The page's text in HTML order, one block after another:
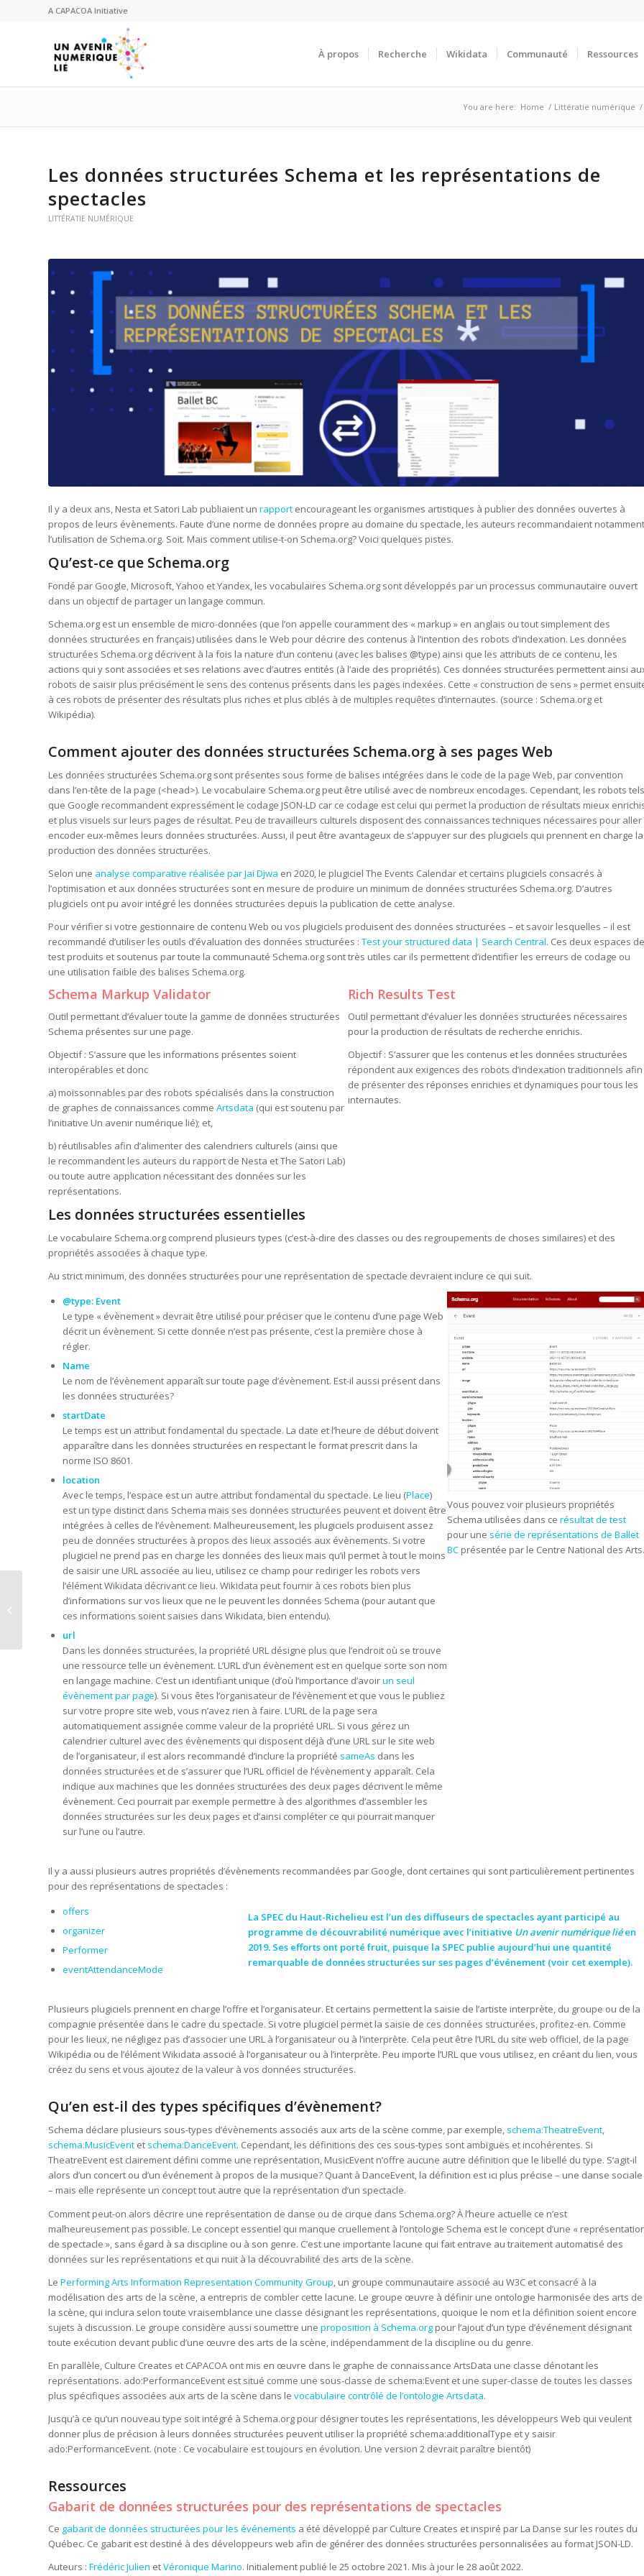
A CAPACOA Initiative
À propos Recherche Wikidata Communauté Ressources
You are here: Home / Littératie numérique /
Les données structurées Schema et les représentations de
spectacles
LITTÉRATIE NUMÉRIQUE
Il y a deux ans, Nesta et Satori Lab publiaient un rapport encourageant les organismes artistiques à publier des données ouvertes à
propos de leurs évènements. Faute d’une norme de données propre au domaine du spectacle, les auteurs recommandaient notamment
l’utilisation de Schema.org. Soit. Mais comment utilise-t-on Schema.org? Voici quelques pistes.
Qu’est-ce que Schema.org
Fondé par Google, Microsoft, Yahoo et Yandex, les vocabulaires Schema.org sont développés par un processus communautaire ouvert
dans un objectif de partager un langage commun.
Schema.org est un ensemble de micro-données (que l’on appelle couramment des « markup » en anglais ou tout simplement des
données structurées en français) utilisées dans le Web pour décrire des contenus à l’intention des robots d’indexation. Les données
structurées Schema.org décrivent à la fois la nature d’un contenu (avec les balises @type) ainsi que les attributs de ce contenu, les
actions qui y sont associées et ses relations avec d’autres entités (à l’aide des propriétés). Ces données structurées permettent ainsi
robots de saisir plus précisément le sens des contenus présents dans les pages indexées. Cette « construction de sens » permet
à ces robots de présenter des résultats plus riches et plus ciblés à de multiples requêtes d’internautes. (source : Schema.org et
Wikipédia).
Comment ajouter des données structurées Schema.org à ses pages Web
Les données structurées Schema.org sont présentes sous forme de balises intégrées dans le code de la page Web, par convention
dans l’en-tête de la page (<head>). Le vocabulaire Schema.org peut être utilisé avec de nombreux encodages. Cependant, les robots tels
que Google recommandent expressément le codage JSON-LD car ce codage est celui qui permet la production de résultats mieux
et plus visuels sur leurs pages de résultat. Peu de travailleurs culturels disposent des connaissances techniques nécessaires pour aller
encoder eux-mêmes leurs données structurées. Aussi, il peut être avantageux de s’appuyer sur des plugiciels qui prennent en charge la
production des données structurées.
Selon une analyse comparative réalisée par Jai Djwa en 2020, le plugiciel The Events Calendar et certains plugiciels consacrés à
l’optimisation et aux données structurées sont en mesure de produire un minimum de données structurées Schema.org. D’autres
plugiciels ont pu avoir intégré les données structurées depuis la publication de cette analyse.
Pour vérifier si votre gestionnaire de contenu Web ou vos plugiciels produisent des données structurées – et savoir lesquelles – il est
recommandé d’utiliser les outils d’évaluation des données structurées : Test your structured data | Search Central. Ces deux espaces de
test produits et soutenus par toute la communauté Schema.org sont très utiles car ils permettent d’identifier les erreurs de codage ou
une utilisation faible des balises Schema.org.
Schema Markup Validator
Outil permettant d’évaluer toute la gamme de données structurées
Schema présentes sur une page.
Objectif : S’assure que les informations présentes soient
interopérables et donc
a) moissonnables par des robots spécialisés dans la construction
de graphes de connaissances comme Artsdata (qui est soutenu par
l’initiative Un avenir numérique lié); et,
b) réutilisables afin d’alimenter des calendriers culturels (ainsi que
le recommandent les auteurs du rapport de Nesta et The Satori Lab)
ou toute autre application nécessitant des données sur les
représentations.
Rich Results Test
Outil permettant d’évaluer les données structurées nécessaires
pour la production de résultats de recherche enrichis.
Objectif : S’assurer que les contenus et les données structurées
répondent aux exigences des robots d’indexation traditionnels afin
de présenter des réponses enrichies et dynamiques pour tous les
internautes.
Les données structurées essentielles
Le vocabulaire Schema.org comprend plusieurs types (c’est-à-dire des classes ou des regroupements de choses similaires) et des
propriétés associées à chaque type.
Au strict minimum, des données structurées pour une représentation de spectacle devraient inclure ce qui suit.
@type: Event
Le type « évènement » devrait être utilisé pour préciser que le contenu d’une page Web
décrit un évènement. Si cette donnée n’est pas présente, c’est la première chose à
régler.
Name
Le nom de l’évènement apparaît sur toute page d’évènement. Est-il aussi présent dans
les données structurées?
startDate
Le temps est un attribut fondamental du spectacle. La date et l’heure de début doivent
apparaître dans les données structurées en respectant le format prescrit dans la
norme ISO 8601.
location
Avec le temps, l’espace est un autre attribut fondamental du spectacle. Le lieu (Place)
est un type distinct dans Schema mais ses données structurées peuvent et doivent être
intégrées à celles de l’évènement. Malheureusement, les plugiciels produisent assez
peu de données structurées à propos des lieux associés aux évènements. Si votre
plugiciel ne prend pas en charge les données des lieux mais qu’il permet à tout le moins
de saisir une URL associée au lieu, utilisez ce champ pour rediriger les robots vers
l’élément Wikidata décrivant ce lieu. Wikidata peut fournir à ces robots bien plus
d’informations sur vos lieux que ne le peuvent les données Schema (pour autant que
ces informations soient saisies dans Wikidata, bien entendu).
url
Dans les données structurées, la propriété URL désigne plus que l’endroit où se trouve
une ressource telle un évènement. L’URL d’un évènement est en quelque sorte son nom
en langage machine. C’est un identifiant unique (d’où l’importance d’avoirun seul
évènement par page). Si vous êtes l’organisateur de l’évènement et que vous le publiez
sur votre propre site web, vous n’avez rien à faire. L’URL de la page sera
automatiquement assignée comme valeur de la propriété URL. Si vous gérez un
calendrier culturel avec des évènements qui disposent déjà d’une URL sur le site web
de l’organisateur, il est alors recommandé d’inclure la propriété sameAs dans les
données structurées et de s’assurer que l’URL officiel de l’évènement y apparaît. Cela
indique aux machines que les données structurées des deux pages décrivent le même
évènement. Ceci pourrait par exemple permettre à des algorithmes d’assembler les
données structurées sur les deux pages et d’ainsi compléter ce qui pourrait manquer
sur l’une ou l’autre.
Vous pouvez voir plusieurs propriétés
Schema utilisées dans cerésultat de test
pour une série de représentations de Ballet
BC présentée par le Centre National des
Il y a aussi plusieurs autres propriétés d’évènements recommandées par Google, dont certaines qui sont particulièrement pertinentes
pour des représentations de spectacles :
offers
organizer
Performer
eventAttendanceMode
La SPEC du Haut-Richelieu est l’un des diffuseurs de spectacles ayant participé au
programme de découvrabilité numérique avec l’initiative Un avenir numérique liéen
2019. Ses efforts ont porté fruit, puisque la SPEC publie aujourd’hui une quantité
remarquable de données structurées sur ses pages d’événement (voir cet exemple).
Plusieurs plugiciels prennent en charge l’offre et l’organisateur. Et certains permettent la saisie de l’artiste interprète, du groupe ou de la
compagnie présentée dans le cadre du spectacle. Si votre plugiciel permet la saisie de ces données structurées, profitez-en. Comme
pour les lieux, ne négligez pas d’associer une URL à l’organisateur ou à l’interprète. Cela peut être l’URL du site web officiel, de la page
Wikipédia ou de l’élément Wikidata associé à l’organisateur ou à l’interprète. Peu importe l’URL que vous utilisez, en créant du lien, vous
créez du sens et vous ajoutez de la valeur à vos données structurées.
Qu’en est-il des types spécifiques d’évènement?
Schema déclare plusieurs sous-types d’évènements associés aux arts de la scène comme, par exemple, schema:TheatreEvent,
schema:MusicEvent et schema:DanceEvent. Cependant, les définitions des ces sous-types sont ambiguës et incohérentes. Si
TheatreEvent est clairement défini comme une représentation, MusicEvent n’offre aucune autre définition que le libellé du type. S’agit-il
alors d’un concert ou d’un événement à propos de la musique? Quant à DanceEvent, la définition est ici plus précise – une danse sociale
– mais elle représente un concept tout autre que la représentation d’un spectacle.
Comment peut-on alors décrire une représentation de danse ou de cirque dans Schema.org? À l’heure actuelle ce n’est
malheureusement pas possible. Le concept essentiel qui manque cruellement à l’ontologie Schema est le concept d’une «
de spectacle », sans égard à sa discipline ou à son genre. C’est une importante lacune qui fait entrave au traitement automatisé des
données sur les représentations et qui nuit à la découvrabilité des arts de la scène.
Le Performing Arts Information Representation Community Group , un groupe communautaire associé au W3C et consacré à la
modélisation des arts de la scène, a entrepris de combler cette lacune. Le groupe œuvre à définir une ontologie harmonisée des arts de
la scène, qui inclura selon toute vraisemblance une classe désignant les représentations, quoique le nom et la définition soient encore
sujets à discussion. Le groupe considère aussi soumettre une proposition à Schema.org pour l’ajout d’un type d’événement désignant
toute exécution devant public d’une œuvre des arts de la scène, indépendamment de la discipline ou du genre.
En parallèle, Culture Creates et CAPACOA ont mis en œuvre dans le graphe de connaissance ArtsData une classe dénotant les
représentations. ado:PerformanceEvent est situé comme une sous-classe de schema:Event et une super-classe de toutes les classes
plus spécifiques associées aux arts de la scène dans le vocabulaire contrôlé de l’ontologie Artsdata.
Jusqu’à ce qu’un nouveau type soit intégré à Schema.org pour désigner toutes les représentations, les développeurs Web qui veulent
donner plus de précision à leurs données structurées peuvent utiliser la propriété schema:additionalType et y saisir
ado:PerformanceEvent. (note : Ce vocabulaire est toujours en évolution. Une version 2 devrait paraître bientôt)
Ressources
Gabarit de données structurées pour des représentations de spectacles
Ce gabarit de données structurées pour les événements a été développé par Culture Creates et inspiré par La Danse sur les routes du
Québec. Ce gabarit est destiné à des développeurs web afin de générer des données structurées personnalisées au format JSON-LD.
Auteurs : Frédéric Julien etVéronique Marino. Initialement publié le 25 octobre 2021. Mis à jour le 28 août 2022.
Pour des données
ouvertes en culture –
Un guide pour
débutants